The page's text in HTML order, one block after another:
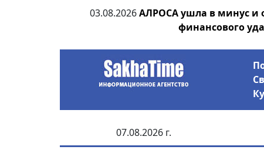
03.08.2026 АЛРОСА ушла в минус и
финансового
07.08.2026 г.